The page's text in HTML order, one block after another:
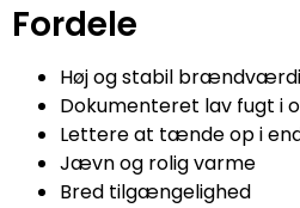
Fordele
Høj og stabil brændværdi
Dokumenteret lav fugt i
Lettere at tænde op i
Jævn og rolig varme
Bred tilgængelighed